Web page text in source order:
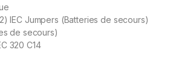
IEC Jumpers (Batteries de secours)
de secours)
320 C14